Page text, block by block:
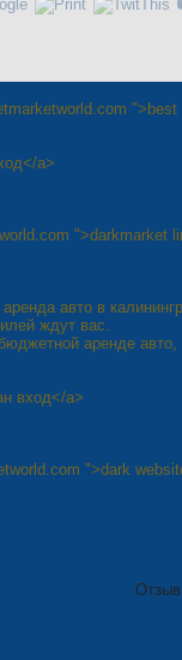
">best
a>
">darkmarket
авто в
ждут вас.
аренде авто,
вход</a>
">dark